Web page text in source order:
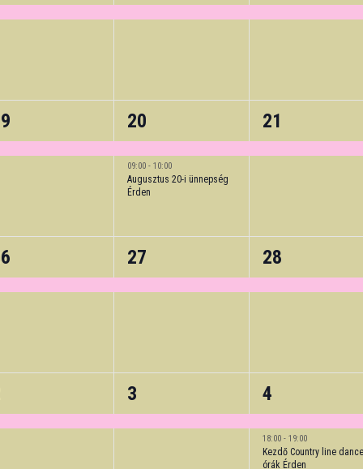
event,
event,
2
events,
20
09:00 - 10:00
Augusztus 20-i ünnepség
Érden
1
event,
21
1
event,
27
1
event,
28
1
event,
3
2
events,
4
18:00-19:00
Kezdő Country line dance
órák Érden